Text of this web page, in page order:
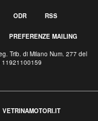
ODR RSS
PREFERENZE MAILING
Trib. di Milano Num. 277 del
11921100159
VETRINAMOTORI.IT